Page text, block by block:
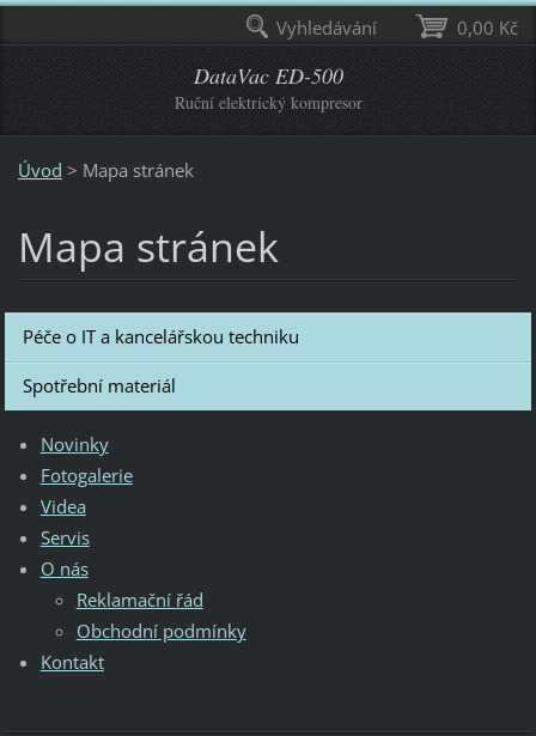
DataVac ED-500
Ruční elektrický kompresor
Úvod > Mapa stránek
Mapa stránek
Péče o IT a kancelářskou techniku
Spotřební materiál
Novinky
Fotogalerie
Videa
Servis
O nás
Reklamační řád
Obchodní podmínky
Kontakt
0,00 Kč
Vyhledávání